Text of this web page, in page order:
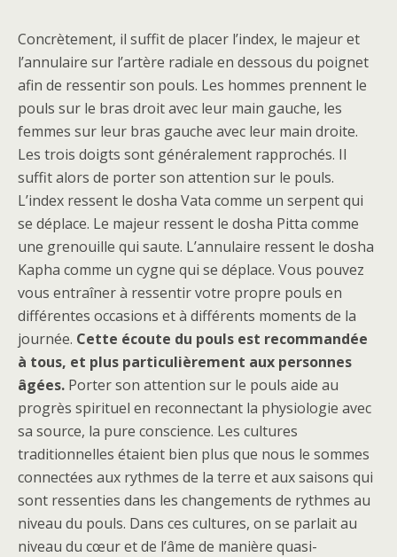
Concrètement, il suffit de placer l’index, le majeur et
l’annulaire sur l’artère radiale en dessous du poignet
afin de ressentir son pouls. Les hommes prennent le
pouls sur le bras droit avec leur main gauche, les
femmes sur leur bras gauche avec leur main droite.
Les trois doigts sont généralement rapprochés. Il
suffit alors de porter son attention sur le pouls.
L’index ressent le dosha Vata comme un serpent qui
se déplace. Le majeur ressent le dosha Pitta comme
une grenouille qui saute. L’annulaire ressent le dosha
Kapha comme un cygne qui se déplace. Vous pouvez
vous entraîner à ressentir votre propre pouls en
différentes occasions et à différents moments de la
journée. Cette écoute du pouls est recommandée
à tous, et plus particulièrement aux personnes
âgées. Porter son attention sur le pouls aide au
progrès spirituel en reconnectant la physiologie avec
sa source, la pure conscience. Les cultures
traditionnelles étaient bien plus que nous le sommes
connectées aux rythmes de la terre et aux saisons qui
sont ressenties dans les changements de rythmes au
niveau du pouls. Dans ces cultures, on se parlait au
niveau du cœur et de l’âme de manière quasi-